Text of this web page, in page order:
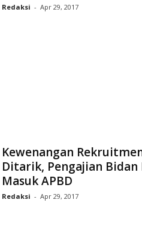
Redaksi - Apr 29, 2017
Kewenangan
Ditarik, Pengajian Bidan
Masuk APBD
Redaksi - Apr 29, 2017